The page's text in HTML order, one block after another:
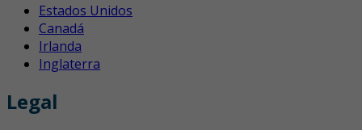
Estados Unidos
Canadá
Irlanda
Inglaterra
Legal